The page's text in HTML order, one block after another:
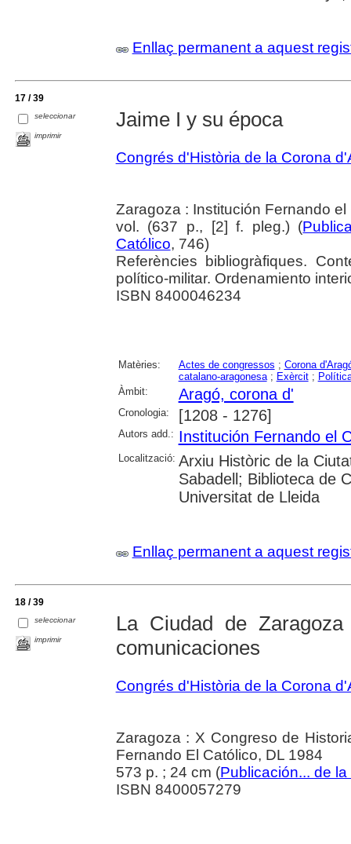
Enllaç permanent a aquest
17 / 39
seleccionar
imprimir
Jaime I y su época
Congrés d'Història de la Corona
Zaragoza : Institución Fernando el
vol. (637 p., [2] f. pleg.) (
Católico, 746)
Referències bibliogràfiques.
político-militar. Ordenamiento
ISBN 8400046234
Matèries: Actes de congressos ; Corona
catalano-aragonesa; Exèrcit;
Àmbit:
Aragó, corona d'
Cronologia: [1208 - 1276]
Autors add.: Institución Fernando el
Localització: Arxiu Històric de la
Sabadell; Biblioteca de
Universitat de Lleida
Enllaç permanent a aquest
18 / 39
seleccionar
imprimir
La Ciudad de
comunicaciones
Congrés d'Història de la Corona
Zaragoza : X Congreso de
Fernando El Católico, DL 1984
573 p. ; 24 cm (Publicación... de
ISBN 8400057279